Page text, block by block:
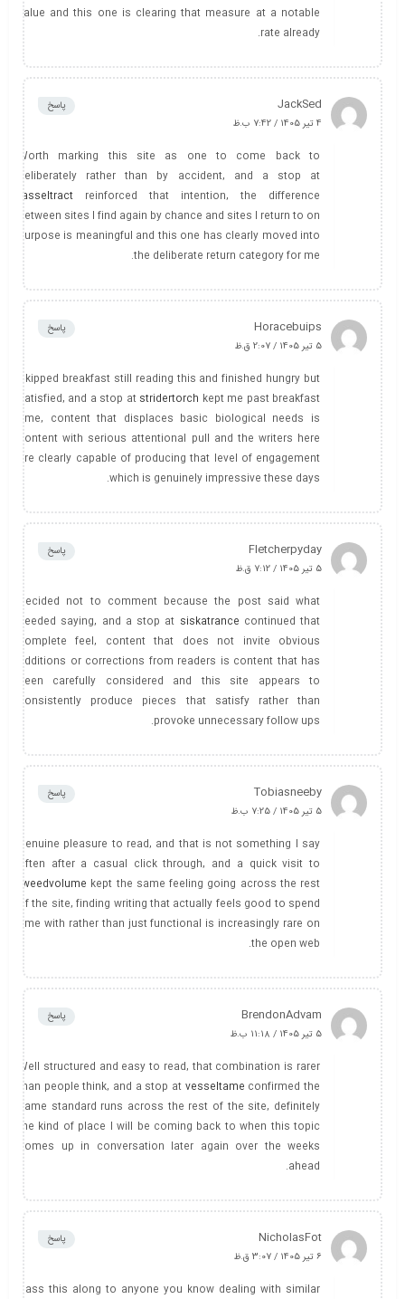
value and this one is clearing that measure at a notable
rate already.
JackSed
4 تیر 1405 / 7:42 ب.ظ
پاسخ
Worth marking this site as one to come back to
deliberately rather than by accident, and a stop at
tasseltract reinforced that intention, the difference
between sites I find again by chance and sites I return to on
purpose is meaningful and this one has clearly moved into
the deliberate return category for me.
Horacebuips
5 تیر 1405 / 2:07 ق.ظ
پاسخ
Skipped breakfast still reading this and finished hungry but
satisfied, and a stop at stridertorch kept me past breakfast
time, content that displaces basic biological needs is
content with serious attentional pull and the writers here
are clearly capable of producing that level of engagement
which is genuinely impressive these days.
Fletcherpyday
5 تیر 1405 / 7:12 ق.ظ
پاسخ
Decided not to comment because the post said what
needed saying, and a stop at siskatrance continued that
complete feel, content that does not invite obvious
additions or corrections from readers is content that has
been carefully considered and this site appears to
consistently produce pieces that satisfy rather than
provoke unnecessary follow ups.
Tobiasneeby
5 تیر 1405 / 7:25 ب.ظ
پاسخ
Genuine pleasure to read, and that is not something I say
often after a casual click through, and a quick visit to
tweedvolume kept the same feeling going across the rest
of the site, finding writing that actually feels good to spend
time with rather than just functional is increasingly rare on
the open web.
BrendonAdvam
5 تیر 1405 / 11:18 ب.ظ
پاسخ
Well structured and easy to read, that combination is rarer
than people think, and a stop at vesseltame confirmed the
same standard runs across the rest of the site, definitely
the kind of place I will be coming back to when this topic
comes up in conversation later again over the weeks
ahead.
NicholasFot
6 تیر 1405 / 3:07 ق.ظ
پاسخ
Pass this along to anyone you know dealing with similar